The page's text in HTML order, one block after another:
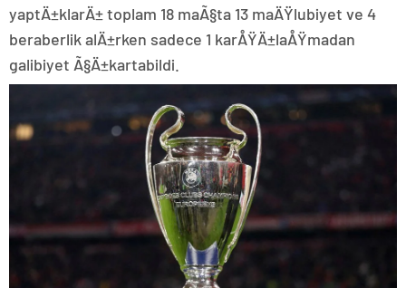
yaptÄ±klarÄ± toplam 18 maÃ§ta 13 maÄŸlubiyet ve 4
beraberlik alÄ±rken sadece 1 karÅŸÄ±laÅŸmadan
galibiyet Ã§Ä±kartabildi.